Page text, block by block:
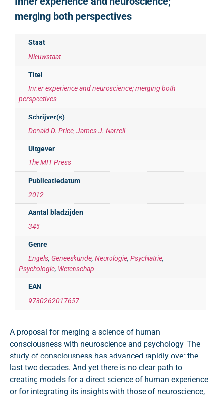
merging both perspectives
Staat
Nieuwstaat
Titel
Inner experience and neuroscience; merging both
perspectives
Schrijver(s)
Donald D. Price, James J. Narrell
Uitgever
The MIT Press
Publicatiedatum
2012
Aantal bladzijden
345
Genre
Engels, Geneeskunde, Neurologie, Psychiatrie,
Psychologie, Wetenschap
EAN
9780262017657
A proposal for merging a science of human
consciousness with neuroscience and psychology. The
study of consciousness has advanced rapidly over the
last two decades. And yet there is no clear path to
creating models for a direct science of human experience
or for integrating its insights with those of neuroscience,